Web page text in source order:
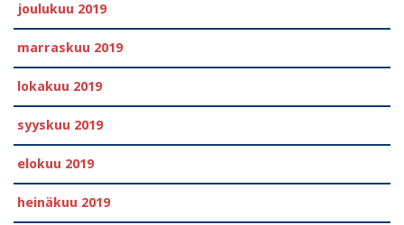
joulukuu 2019
marraskuu 2019
lokakuu 2019
syyskuu 2019
elokuu 2019
heinäkuu 2019